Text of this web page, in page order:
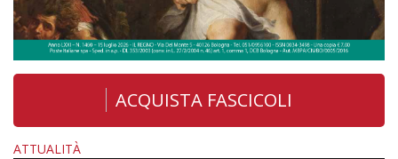
ACQUISTA FASCICOLI
ATTUALITÀ